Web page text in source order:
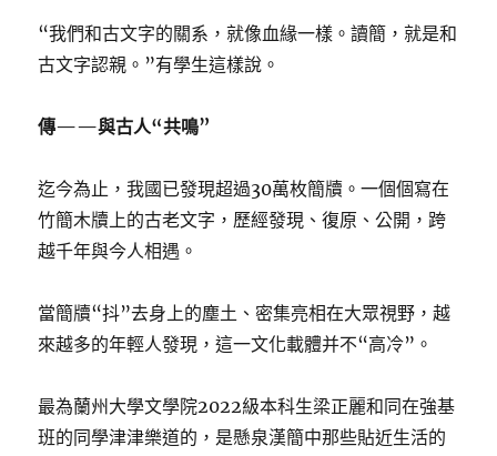
“我們和古文字的關系，就像血緣一樣。讀簡，就是和
古文字認親。”有學生這樣說。
傳——與古人“共鳴”
迄今為止，我國已發現超過30萬枚簡牘。一個個寫在
竹簡木牘上的古老文字，歷經發現、復原、公開，跨
越千年與今人相遇。
當簡牘“抖”去身上的塵土、密集亮相在大眾視野，越
來越多的年輕人發現，這一文化載體并不“高冷”。
最為蘭州大學文學院2022級本科生梁正麗和同在強基
班的同學津津樂道的，是懸泉漢簡中那些貼近生活的